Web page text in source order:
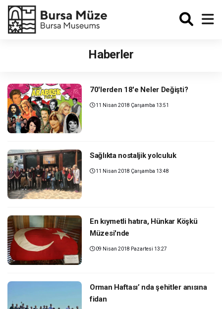
Enabled
Haberler
70'lerden 18'e Neler Değişti?
11 Nisan 2018 Çarşamba 13:51
Sağlıkta nostaljik yolculuk
11 Nisan 2018 Çarşamba 13:48
En kıymetli hatıra, Hünkar Köşkü
Müzesi'nde
09 Nisan 2018 Pazartesi 13:27
Orman Haftası’ nda şehitler anısına
fidan